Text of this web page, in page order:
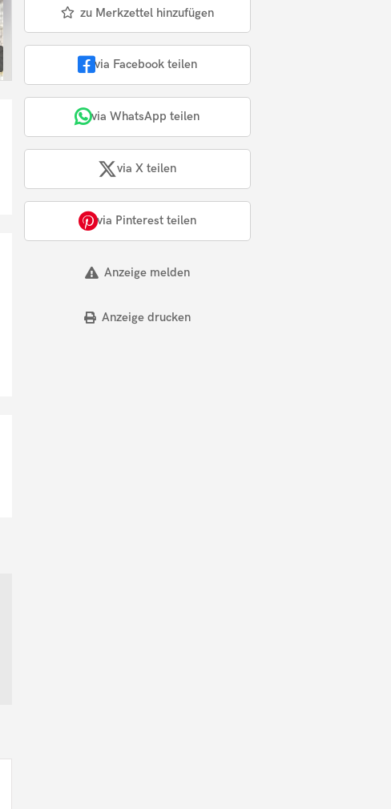
zu Merkzettel hinzufügen
via Facebook teilen
via WhatsApp teilen
via X teilen
via Pinterest teilen
Anzeige melden
Anzeige drucken